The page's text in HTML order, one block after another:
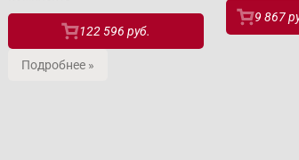
122 596 руб.
Подробнее »
9 867